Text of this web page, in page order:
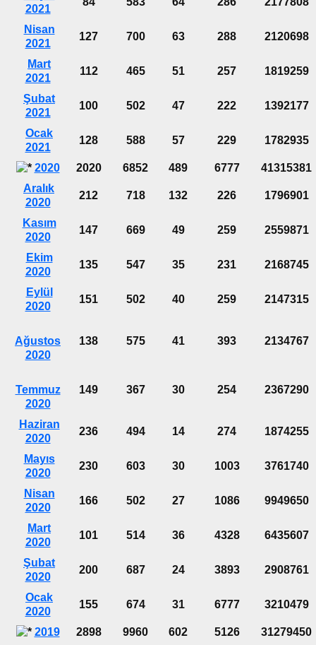
2021
Nisan
2021
127 700 63 288 2120698
Mart
2021
112 465 51 257 1819259
Şubat
2021
100 502 47 222 1392177
Ocak
2021
128 588 57 229 1782935
2020 2020 6852 489 6777
41315381
Aralık
2020
212 718 132 226 1796901
Kasım
2020
147 669 49 259 2559871
Ekim
2020
135 547 35 231 2168745
Eylül
2020
151 502 40 259 2147315
Ağustos
2020
138 575 41 393 2134767
Temmuz
2020
149 367 30 254 2367290
Haziran
2020
236 494 14 274 1874255
Mayıs
2020
230 603 30 1003 3761740
Nisan
2020
166 502 27 1086 9949650
Mart
2020
101 514 36 4328 6435607
Şubat
2020
200 687 24 3893 2908761
Ocak
2020
155 674 31 6777 3210479
2019 2898 9960 602 5126
31279450